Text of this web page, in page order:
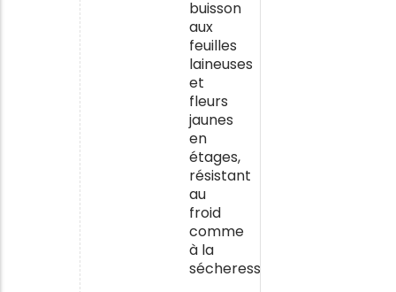
buisson
aux
feuilles
laineuses
et
fleurs
jaunes
en
étages,
résistant
au
froid
comme
à la
sécheresse.